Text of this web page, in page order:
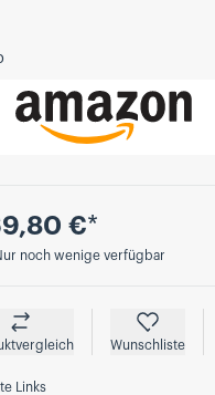
€*
noch wenige verfügbar
Wunschliste
Links